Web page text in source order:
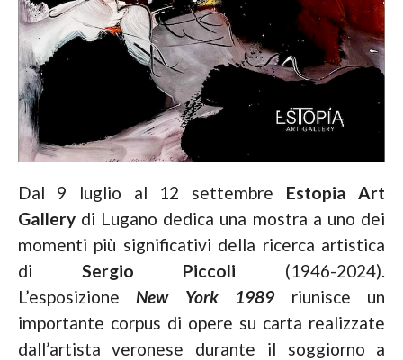
Dal 9 luglio al 12 settembre Estopia Art
Gallerydi Lugano dedica una mostra a uno dei
momenti più significativi della ricerca artistica
di Sergio Piccoli (1946-2024).
L’esposizione
New York 1989
riunisce un
importante corpus di opere su carta realizzate
dall’artista veronese durante il soggiorno a